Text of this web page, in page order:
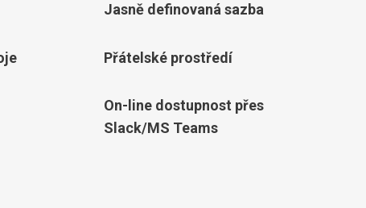
Jasně definovaná sazba
Přátelské prostředí
On-line dostupnost přes
Slack/MS Teams